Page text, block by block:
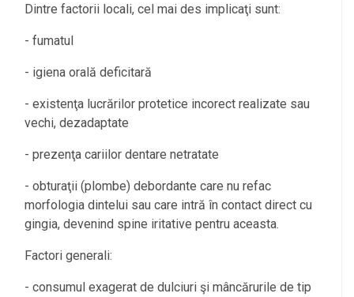
Dintre factorii locali, cel mai des implicaţi sunt:
- fumatul
- igiena orală deficitară
- existenţa lucrărilor protetice incorect realizate sau
vechi, dezadaptate
- prezenţa cariilor dentare netratate
- obturaţii (plombe) debordante care nu refac
morfologia dintelui sau care intră în contact direct cu
gingia, devenind spine iritative pentru aceasta.
Factori generali:
- consumul exagerat de dulciuri şi mâncărurile de tip